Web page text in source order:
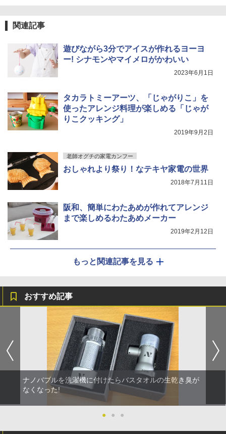
関連記事
遊びながら3分でアイスが作れるヨーヨ
ー! シナモンやマイメロがかわいい
2023年6月1日
タカラトミーアーツ、「じゃがりこ」を
使ったアレンジ料理が楽しめる「じゃが
りこクッキング」
2019年9月2日
老師オグチの家電カンフー
おしゃれより祭り！なテキヤ家電の世界
2018年7月11日
阪和、簡単にわたあめが作れてアレンジ
まで楽しめるわたあめメーカー
2019年2月12日
もっと関連記事を見る
おすすめ記事
ナノバブルを洗濯機に付けたらバスタオルの生乾き臭が
なくなった!
● ● ●